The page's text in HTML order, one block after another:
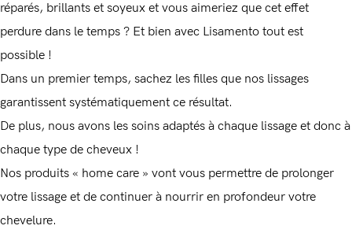
réparés, brillants et soyeux et vous aimeriez que cet effet
perdure dans le temps ? Et bien avec Lisamento tout est
possible !
Dans un premier temps, sachez les filles que nos lissages
garantissent systématiquement ce résultat.
De plus, nous avons les soins adaptés à chaque lissage et donc à
chaque type de cheveux !
Nos produits « home care » vont vous permettre de prolonger
votre lissage et de continuer à nourrir en profondeur votre
chevelure.